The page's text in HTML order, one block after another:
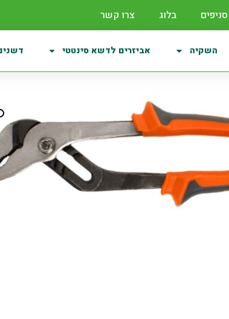
סניפים בלוג צרו קשר
השקיה אביזרים לדשא סינטטי